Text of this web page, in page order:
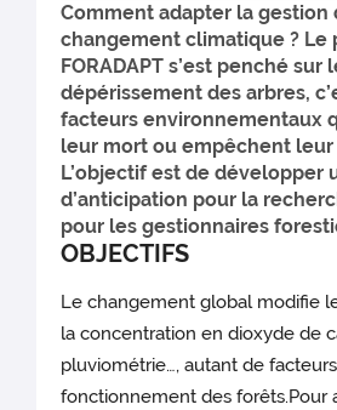
Comment adapter la gestion
changement climatique ? Le
FORADAPT s’est penché sur
dépérissement des arbres,
facteurs environnementaux
leur mort ou empêchent
L’objectif est de développer
d’anticipation pour la
pour les gestionnaires
OBJECTIFS
Le changement global modifie
la concentration en dioxyde de
pluviométrie…, autant de
fonctionnement des forêts.Pour